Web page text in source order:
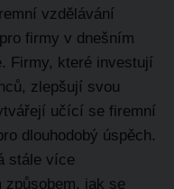
vzdělávání
firmy v dnešním
Firmy, které investují
zlepšují svou
učící se firemní
dlouhodobý úspěch.
stále více
způsobem, jak se